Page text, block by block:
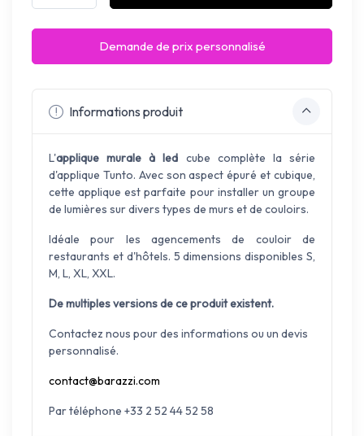
Demande de prix personnalisé
Informations produit
L'applique murale à led cube complète la série
d'applique Tunto. Avec son aspect épuré et cubique,
cette applique est parfaite pour installer un groupe
de lumières sur divers types de murs et de couloirs.
Idéale pour les agencements de couloir de
restaurants et d'hôtels. 5 dimensions disponibles S,
M, L, XL, XXL.
De multiples versions de ce produit existent.
Contactez nous pour des informations ou un devis
personnalisé.
contact@barazzi.com
Par téléphone +33 2 52 44 52 58